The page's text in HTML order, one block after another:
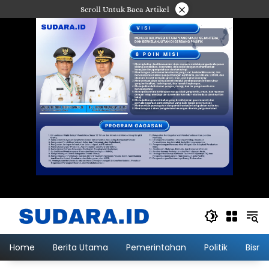
ke
Scroll Untuk Baca Artikel ×
Home Berita Utama Pemerintahan Politik